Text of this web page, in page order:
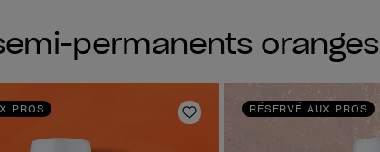
permanents oranges
PROS
Ajouter aux favoris
RÉSERVÉ AUX PROS